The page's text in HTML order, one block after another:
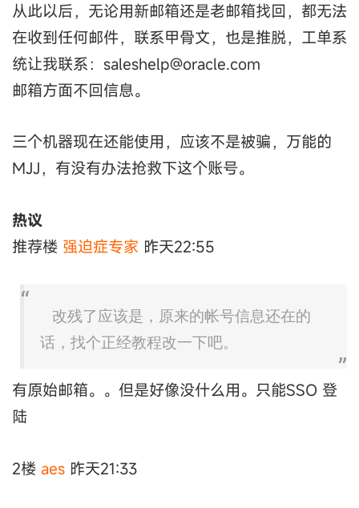
从此以后，无论用新邮箱还是老邮箱找回，都无法
在收到任何邮件，联系甲骨文，也是推脱，工单系
统让我联系：saleshelp@oracle.com
邮箱方面不回信息。
三个机器现在还能使用，应该不是被骗，万能的
MJJ，有没有办法抢救下这个账号。
热议
推荐楼 强迫症专家 昨天22:55
改残了应该是，原来的帐号信息还在的
话，找个正经教程改一下吧。
有原始邮箱。。但是好像没什么用。只能SSO 登
陆
2楼 aes 昨天21:33